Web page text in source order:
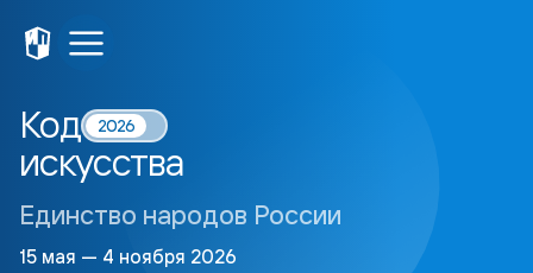
Код 2026
искусства
Единство народов России
15 мая — 4 ноября 2026